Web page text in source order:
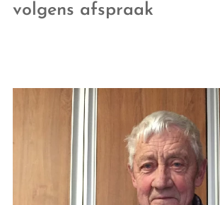
volgens afspraak